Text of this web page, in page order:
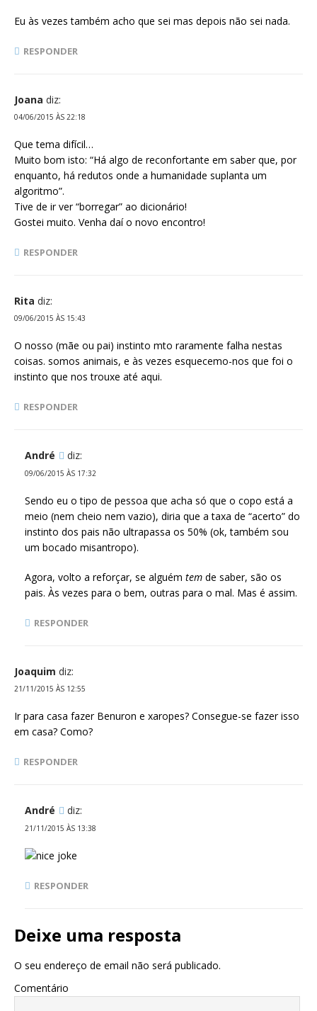
Eu às vezes também acho que sei mas depois não sei nada.
RESPONDER
Joana diz:
04/06/2015 ÀS 22:18
Que tema difícil…
Muito bom isto: “Há algo de reconfortante em saber que, por
enquanto, há redutos onde a humanidade suplanta um
algoritmo”.
Tive de ir ver “borregar” ao dicionário!
Gostei muito. Venha daí o novo encontro!
RESPONDER
Rita diz:
09/06/2015 ÀS 15:43
O nosso (mãe ou pai) instinto mto raramente falha nestas
coisas. somos animais, e às vezes esquecemo-nos que foi o
instinto que nos trouxe até aqui.
RESPONDER
André diz:
09/06/2015 ÀS 17:32
Sendo eu o tipo de pessoa que acha só que o copo está a
meio (nem cheio nem vazio), diria que a taxa de “acerto” do
instinto dos pais não ultrapassa os 50% (ok, também sou
um bocado misantropo).
Agora, volto a reforçar, se alguém tem de saber, são os
pais. Às vezes para o bem, outras para o mal. Mas é assim.
RESPONDER
Joaquim diz:
21/11/2015 ÀS 12:55
Ir para casa fazer Benuron e xaropes? Consegue-se fazer isso
em casa? Como?
RESPONDER
André diz:
21/11/2015 ÀS 13:38
RESPONDER
Deixe uma resposta
O seu endereço de email não será publicado.
Comentário